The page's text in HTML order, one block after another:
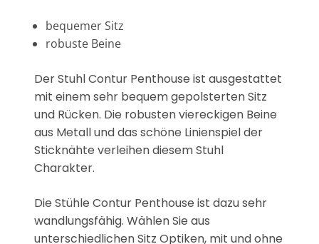
bequemer Sitz
robuste Beine
Der Stuhl Contur Penthouse ist ausgestattet
mit einem sehr bequem gepolsterten Sitz
und Rücken. Die robusten viereckigen Beine
aus Metall und das schöne Linienspiel der
Sticknähte verleihen diesem Stuhl
Charakter.
Die Stühle Contur Penthouse ist dazu sehr
wandlungsfähig. Wählen Sie aus
unterschiedlichen Sitz Optiken, mit und ohne